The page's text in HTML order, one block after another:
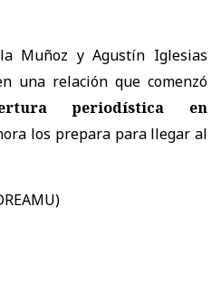
Muñoz y Agustín Iglesias
una relación que comenzó
periodística en
los prepara para llegar al